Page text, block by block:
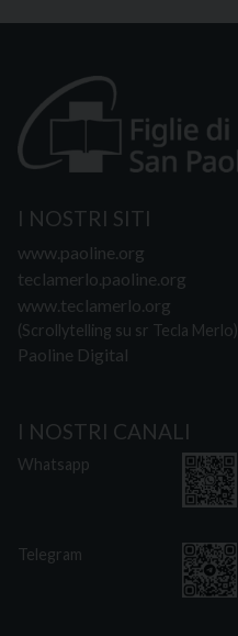
I NOSTRI SITI
www.paoline.org
teclamerlo.paoline.org
www.teclamerlo.org
(Scrollytelling su sr Tecla Merlo)
Paoline Digital
I NOSTRI CANALI
Whatsapp
Telegram